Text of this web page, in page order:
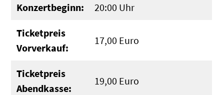
Konzertbeginn: 20:00 Uhr
Ticketpreis
Vorverkauf:
17,00 Euro
Ticketpreis
Abendkasse:
19,00 Euro